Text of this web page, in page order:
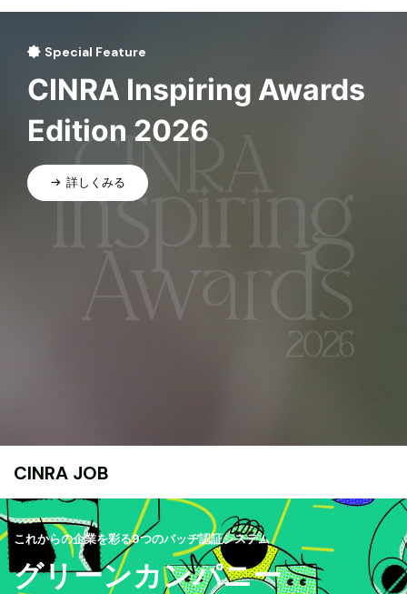
Special Feature
CINRA Inspiring Awards
Edition 2026
詳しくみる
CINRA JOB
これからの企業を彩る9つのバッヂ認証システム
グリーンカンパニー